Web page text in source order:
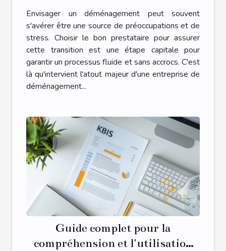
déménagement
Envisager un déménagement peut souvent
s'avérer être une source de préoccupations et de
stress. Choisir le bon prestataire pour assurer
cette transition est une étape capitale pour
garantir un processus fluide et sans accrocs. C'est
là qu'intervient l'atout majeur d'une entreprise de
déménagement...
Guide complet pour la
compréhension et l'utilisation